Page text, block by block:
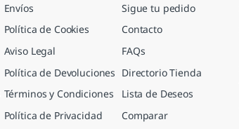
Envíos
Política de Cookies
Aviso Legal
Política de Devoluciones
Términos y Condiciones
Política de Privacidad
Sigue tu pedido
Contacto
FAQs
Directorio Tienda
Lista de Deseos
Comparar